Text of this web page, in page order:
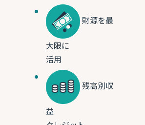
財源を最
大限に
活用
残高別収
益